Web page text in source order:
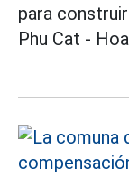
para
Phu Cat -